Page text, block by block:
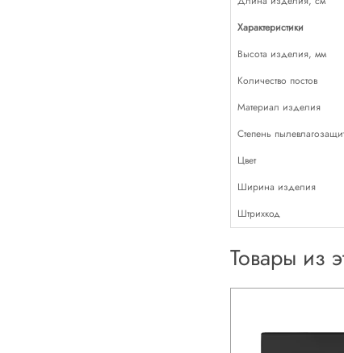
Характеристики
Высота изделия, мм
Количество постов
Материал изделия
Степень
Цвет
Ширина изделия
Штрихкод
Товары из